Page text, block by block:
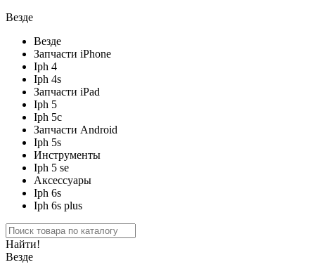
Везде
Везде
Запчасти iPhone
Iph 4
Iph 4s
Запчасти iPad
Iph 5
Iph 5c
Запчасти Android
Iph 5s
Инструменты
Iph 5 se
Аксессуары
Iph 6s
Iph 6s plus
Найти!
Везде